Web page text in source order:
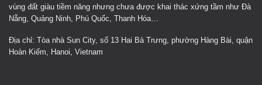
vùng đất giàu tiềm năng nhưng chưa được khai thác xứng tầm như Đà
Nẵng, Quảng Ninh, Phú Quốc, Thanh Hóa…
Địa chỉ: Tòa nhà Sun City, số 13 Hai Bà Trưng, phường Hàng Bài, quận
Hoàn Kiếm, Hanoi, Vietnam